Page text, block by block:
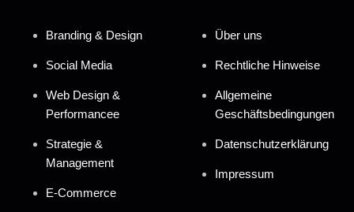
Branding & Design
Social Media
Web Design &
Performancee
Strategie &
Management
E-Commerce
Über uns
Rechtliche Hinweise
Allgemeine
Geschäftsbedingungen
Datenschutzerklärung
Impressum